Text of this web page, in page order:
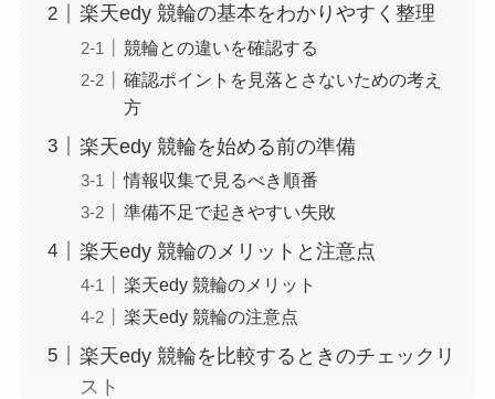
楽天edy 競輪の基本をわかりやすく整理
競輪との違いを確認する
確認ポイントを見落とさないための考え
方
楽天edy 競輪を始める前の準備
情報収集で見るべき順番
準備不足で起きやすい失敗
楽天edy 競輪のメリットと注意点
楽天edy 競輪のメリット
楽天edy 競輪の注意点
楽天edy 競輪を比較するときのチェックリ
スト